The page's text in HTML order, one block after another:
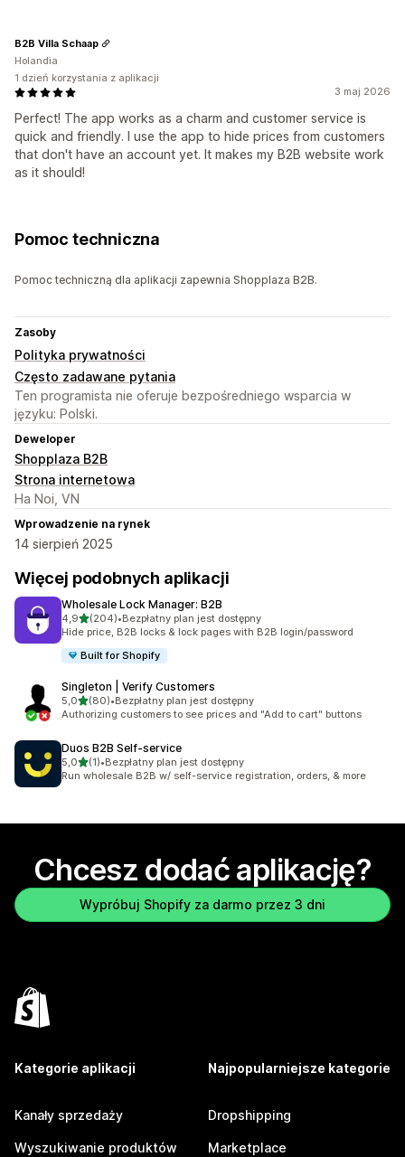
3 maj 2026
Perfect! The app works as a charm and customer service is
quick and friendly. I use the app to hide prices from customers
that don't have an account yet. It makes my B2B website work
as it should!
B2B Villa Schaap
Holandia
1 dzień korzystania z aplikacji
Pomoc techniczna
Pomoc techniczną dla aplikacji zapewnia Shopplaza B2B.
Zasoby
Polityka prywatności
Często zadawane pytania
Ten programista nie oferuje bezpośredniego wsparcia w
języku: Polski.
Deweloper
Shopplaza B2B
Strona internetowa
Ha Noi, VN
Wprowadzenie na rynek
14 sierpień 2025
Więcej podobnych aplikacji
Wholesale Lock Manager: B2B
4,9na 5 gwiazdek
(204)
Łączna liczba recenzji: 204
•Bezpłatny plan jest dostępny
Hide price, B2B locks & lock pages with B2B login/password
Built for Shopify
Singleton | Verify Customers
5,0na 5 gwiazdek
(80)
Łączna liczba recenzji: 80
•Bezpłatny plan jest dostępny
Authorizing customers to see prices and "Add to cart" buttons
Duos B2B Self‑service
5,0na 5 gwiazdek
(1)
Łączna liczba recenzji: 1
•Bezpłatny plan jest dostępny
Run wholesale B2B w/ self-service registration, orders, & more
Chcesz dodać aplikację?
Wypróbuj Shopify za darmo przez 3 dni
Kategorie aplikacji
Kanały sprzedaży
Wyszukiwanie produktów
Najpopularniejsze kategorie
Dropshipping
Marketplace